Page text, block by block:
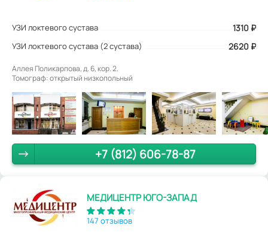
УЗИ локтевого сустава 1310 ₽
УЗИ локтевого сустава (2 сустава) 2620 ₽
Аллея Поликарпова, д. 6, кор. 2.
Томограф: открытый низкопольный
+7 (812) 606-78-87
МЕДИЦЕНТР ЮГО-ЗАПАД
147 отзывов